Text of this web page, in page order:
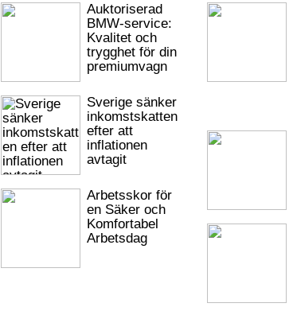
Auktoriserad
BMW-service:
Kvalitet och
trygghet för din
premiumvagn
Sverige sänker
inkomstskatten
efter att
inflationen
avtagit
Arbetsskor för
en Säker och
Komfortabel
Arbetsdag